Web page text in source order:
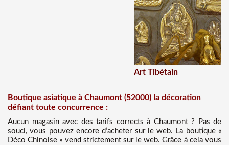
Art Tibétain
Boutique asiatique à Chaumont (52000) la décoration
défiant toute concurrence :
Aucun magasin avec des tarifs corrects à Chaumont ? Pas de
souci, vous pouvez encore d’acheter sur le web. La boutique «
Déco Chinoise » vend strictement sur le web. Grâce à cela vous